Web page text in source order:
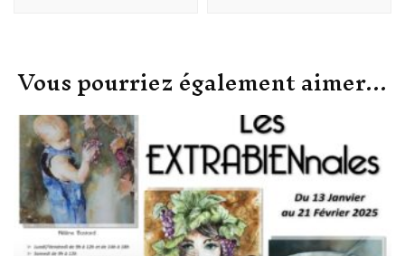
Vous pourriez également aimer...